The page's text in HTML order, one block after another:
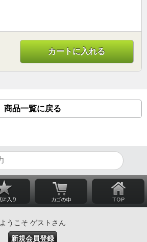
カートに入れる
商品一覧に戻る
ようこそ ゲストさん
新規会員登録